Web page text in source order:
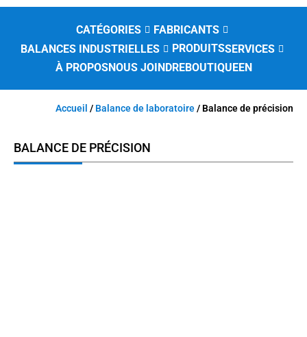
CATÉGORIES
FABRICANTS
BALANCES INDUSTRIELLES
PRODUITSSERVICES
À PROPOSNOUS JOINDREBOUTIQUEEN
Accueil / Balance de laboratoire/ Balance de précision
BALANCE DE PRÉCISION